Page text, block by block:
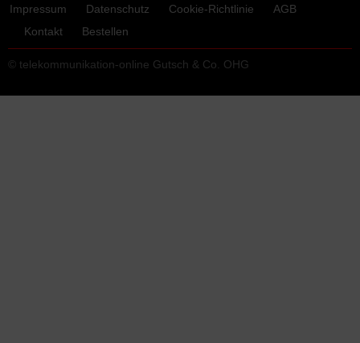
Impressum Datenschutz Cookie-Richtlinie
AGB
Kontakt
Bestellen
© telekommunikation-online Gutsch & Co. OHG